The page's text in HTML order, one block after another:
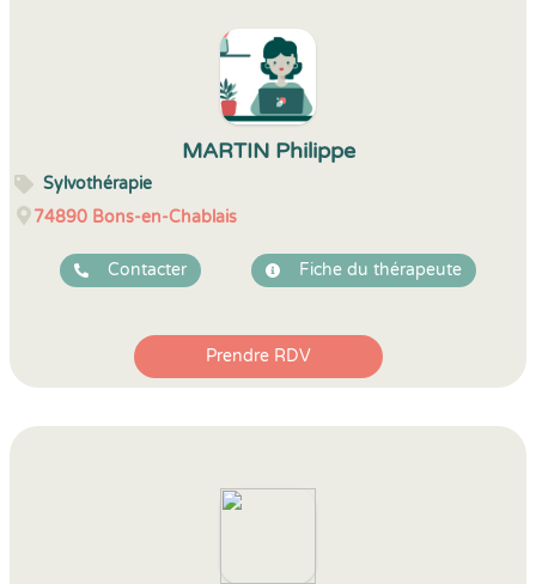
MARTIN Philippe
Sylvothérapie
74890 Bons-en-Chablais
Contacter Fiche du thérapeute
Prendre RDV